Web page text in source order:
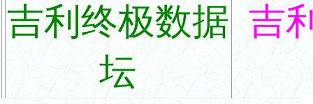
吉利终极数据
坛
吉